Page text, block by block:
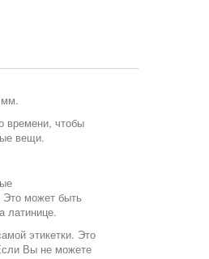
времени, чтобы
вещи.
может быть
латинице.
этикетки. Это
Вы не можете